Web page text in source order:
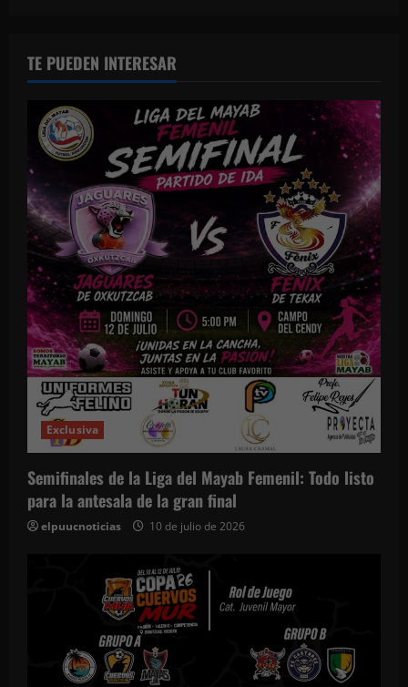
TE PUEDEN INTERESAR
Exclusiva
Semifinales de la Liga del Mayab Femenil: Todo listo
para la antesala de la gran final
elpuucnoticias 10 de julio de 2026